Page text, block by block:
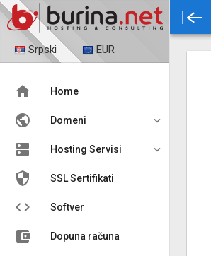
Srpski EUR
 Home
 Domeni
 Hosting Servisi
 SSL Sertifikati
 Softver
account_balance_wallet Dopuna računa